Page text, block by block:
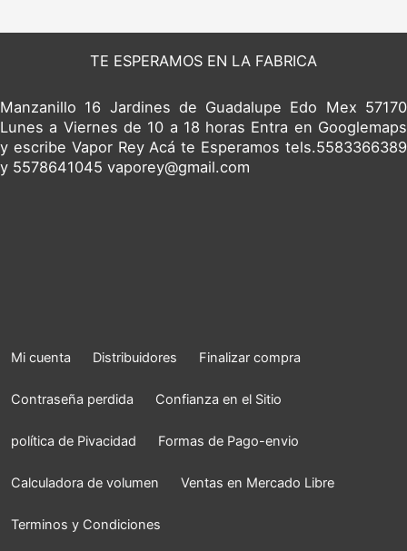
TE ESPERAMOS EN LA FABRICA
Manzanillo 16 Jardines de Guadalupe Edo Mex 57170
Lunes a Viernes de 10 a 18 horas Entra en Googlemaps
y escribe Vapor Rey Acá te Esperamos tels.5583366389
y 5578641045 vaporey@gmail.com
Mi cuenta Distribuidores Finalizar compra
Contraseña perdida Confianza en el Sitio
política de Pivacidad Formas de Pago-envio
Calculadora de volumen Ventas en Mercado Libre
Terminos y Condiciones